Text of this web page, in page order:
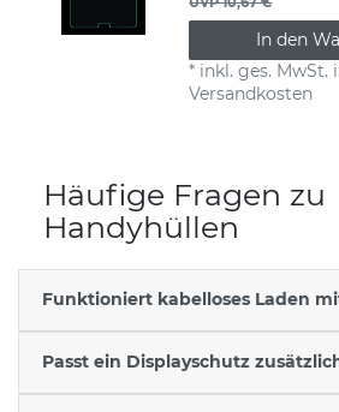
In den
* inkl. ges. MwSt.
Versandkosten
Häufige Fragen zu
Handyhüllen
Funktioniert kabelloses Laden
Passt ein Displayschutz